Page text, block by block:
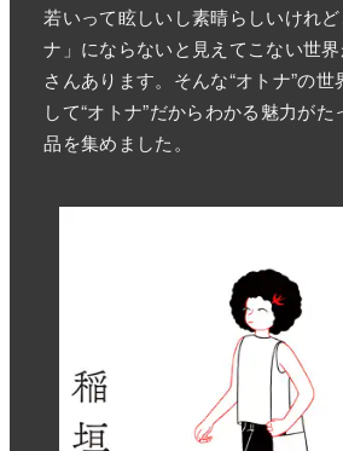
若いって眩しいし素晴らしいけれ
ナ」にならないと見えてこない世
さんあります。そんな“オトナ”の
して“オトナ”だからわかる魅力が
品を集めました。